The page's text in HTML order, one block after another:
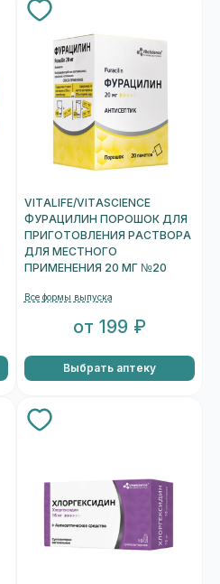
VITALIFE/VITASCIENCE
ФУРАЦИЛИН ПОРОШОК ДЛЯ
ПРИГОТОВЛЕНИЯ РАСТВОРА
ДЛЯ МЕСТНОГО
ПРИМЕНЕНИЯ 20 МГ №20
Все формы выпуска
от 199 ₽
Выбрать аптеку